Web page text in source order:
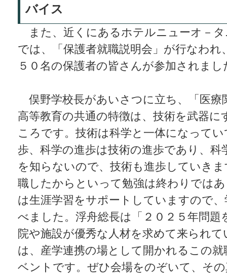
バイス
また、近くにあるホテルニューオ－タ
では、「保護者就職説明会」が行なわれ
５０名の保護者の皆さんが参加されまし
俣野学校長があいさつに立ち、「医療
高等教育の共通の特徴は、技術を武器に
ころです。技術は科学と一体になって
歩、科学の進歩は技術の進歩であり、
を知らないので、技術も進歩していき
職したからといって勉強は終わりでは
は生涯学習をサポートしていますので
べました。浮舟総長は「２０２５年問
院や施設が優秀な人材を求めて来られ
は、産学連携の場として開かれるこの
ベントです。ぜひ会場をのぞいて、そ